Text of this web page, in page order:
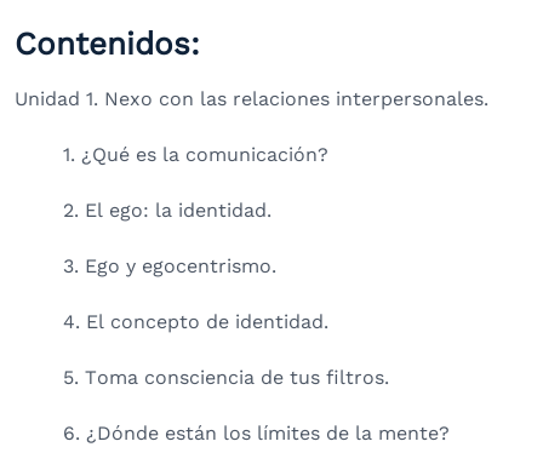
Contenidos:
Unidad 1. Nexo con las relaciones interpersonales.
1. ¿Qué es la comunicación?
2. El ego: la identidad.
3. Ego y egocentrismo.
4. El concepto de identidad.
5. Toma consciencia de tus filtros.
6. ¿Dónde están los límites de la mente?